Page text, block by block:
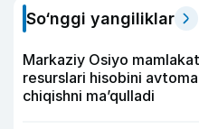
So‘nggi yangiliklar
Markaziy Osiyo
resurslari hisobini
chiqishni ma’qulladi